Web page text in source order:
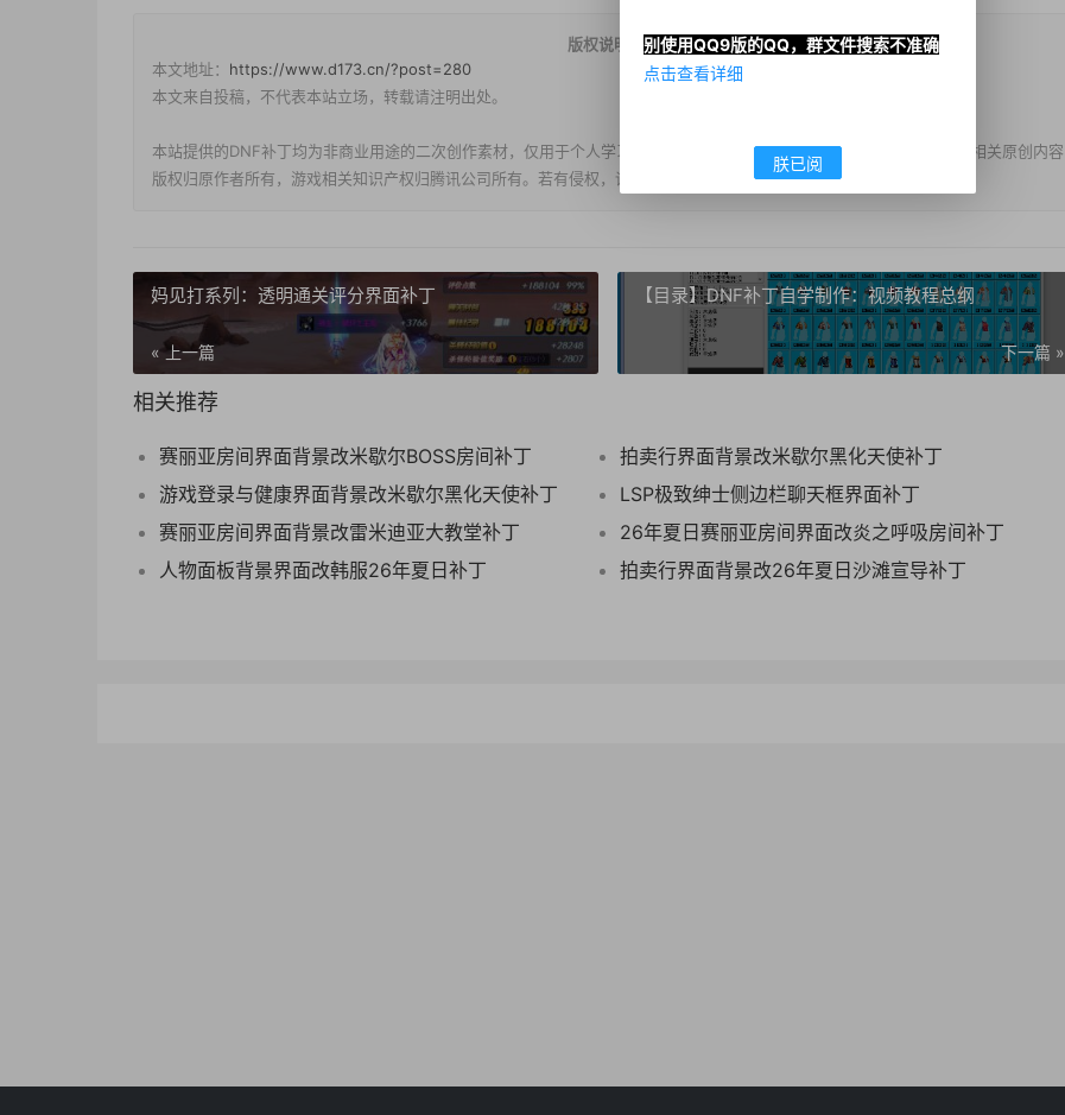
版权说明
本文地址： https://www.d173.cn/?post=280
本文来自投稿，不代表本站立场，转载请注明出处。
本站提供的DNF补丁均为非商业用途的二次创作素材，仅用于个人学习、交流、欣赏，不得用于任何商业盈利行为。补丁相关原创内容
版权归原作者所有，游戏相关知识产权归腾讯公司所有。若有侵权，请联系我们及时删除。
妈见打系列：透明通关评分界面补丁
« 上一篇
【目录】DNF补丁自学制作：视频教程总纲
下一篇 »
相关推荐
赛丽亚房间界面背景改米歇尔BOSS房间补丁
拍卖行界面背景改米歇尔黑化天使补丁
游戏登录与健康界面背景改米歇尔黑化天使补丁
LSP极致绅士侧边栏聊天框界面补丁
赛丽亚房间界面背景改雷米迪亚大教堂补丁
26年夏日赛丽亚房间界面改炎之呼吸房间补丁
人物面板背景界面改韩服26年夏日补丁
拍卖行界面背景改26年夏日沙滩宣导补丁
别使用QQ9版的QQ，群文件搜索不准确
点击查看详细
朕已阅